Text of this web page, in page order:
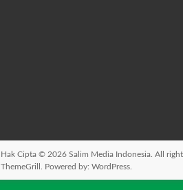
Hak Cipta © 2026 Salim Media Indonesia . All
ThemeGrill. Powered by: WordPress